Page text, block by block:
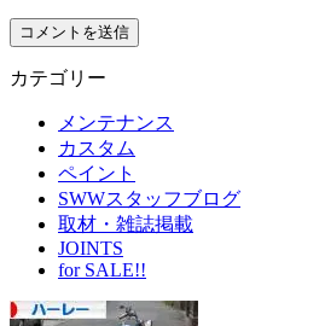
カテゴリー
メンテナンス
カスタム
ペイント
SWWスタッフブログ
取材・雑誌掲載
JOINTS
for SALE!!